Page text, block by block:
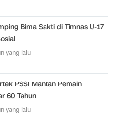
Bima Sakti di Timnas U-17
yang lalu
PSSI Mantan Pemain
60 Tahun
yang lalu